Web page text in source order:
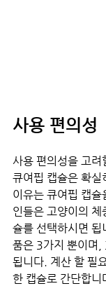
사용 편의성
사용 편의성을 고
큐여핍 캡슐은 확실
이유는 큐여핍 캡
인들은 고양이의 체
슐를 선택하시면 됩
품은 3가지 뿐이며,
됩니다. 계산 할 필
한 캡슐로 간단합니